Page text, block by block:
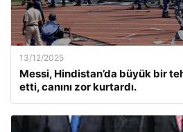
13/12/2025
Messi, Hindistan’da büyük bir
etti, canını zor kurtardı.